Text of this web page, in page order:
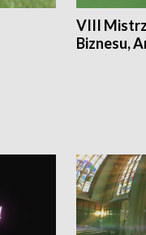
VIII
Biznesu,